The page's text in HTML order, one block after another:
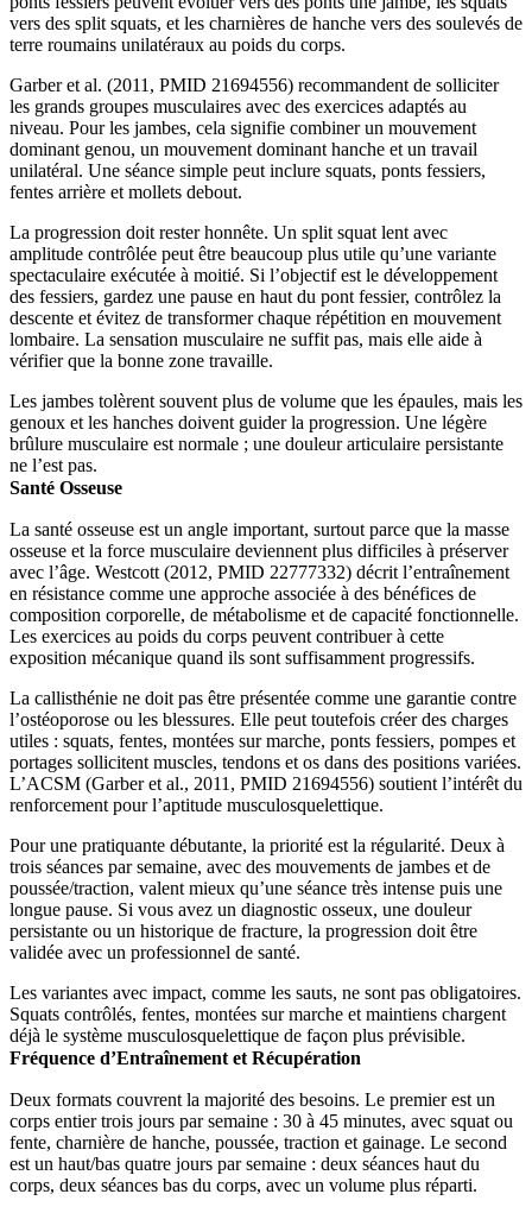
vers des split squats, et les charnières de hanche vers des soulevés de
terre roumains unilatéraux au poids du corps.
Garber et al. (2011, PMID 21694556) recommandent de solliciter
les grands groupes musculaires avec des exercices adaptés au
niveau. Pour les jambes, cela signifie combiner un mouvement
dominant genou, un mouvement dominant hanche et un travail
unilatéral. Une séance simple peut inclure squats, ponts fessiers,
fentes arrière et mollets debout.
La progression doit rester honnête. Un split squat lent avec
amplitude contrôlée peut être beaucoup plus utile qu’une variante
spectaculaire exécutée à moitié. Si l’objectif est le développement
des fessiers, gardez une pause en haut du pont fessier, contrôlez la
descente et évitez de transformer chaque répétition en mouvement
lombaire. La sensation musculaire ne suffit pas, mais elle aide à
vérifier que la bonne zone travaille.
Les jambes tolèrent souvent plus de volume que les épaules, mais les
genoux et les hanches doivent guider la progression. Une légère
brûlure musculaire est normale ; une douleur articulaire persistante
ne l’est pas.
Santé Osseuse
La santé osseuse est un angle important, surtout parce que la masse
osseuse et la force musculaire deviennent plus difficiles à préserver
avec l’âge. Westcott (2012, PMID 22777332) décrit l’entraînement
en résistance comme une approche associée à des bénéfices de
composition corporelle, de métabolisme et de capacité fonctionnelle.
Les exercices au poids du corps peuvent contribuer à cette
exposition mécanique quand ils sont suffisamment progressifs.
La callisthénie ne doit pas être présentée comme une garantie contre
l’ostéoporose ou les blessures. Elle peut toutefois créer des charges
utiles : squats, fentes, montées sur marche, ponts fessiers, pompes et
portages sollicitent muscles, tendons et os dans des positions variées.
L’ACSM (Garber et al., 2011, PMID 21694556) soutient l’intérêt du
renforcement pour l’aptitude musculosquelettique.
Pour une pratiquante débutante, la priorité est la régularité. Deux à
trois séances par semaine, avec des mouvements de jambes et de
poussée/traction, valent mieux qu’une séance très intense puis une
longue pause. Si vous avez un diagnostic osseux, une douleur
persistante ou un historique de fracture, la progression doit être
validée avec un professionnel de santé.
Les variantes avec impact, comme les sauts, ne sont pas obligatoires.
Squats contrôlés, fentes, montées sur marche et maintiens chargent
déjà le système musculosquelettique de façon plus prévisible.
Fréquence d’Entraînement et Récupération
Deux formats couvrent la majorité des besoins. Le premier est un
corps entier trois jours par semaine : 30 à 45 minutes, avec squat ou
fente, charnière de hanche, poussée, traction et gainage. Le second
est un haut/bas quatre jours par semaine : deux séances haut du
corps, deux séances bas du corps, avec un volume plus réparti.